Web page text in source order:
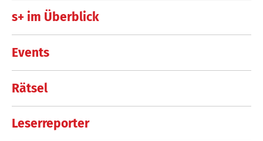
s+ im Überblick
Events
Rätsel
Leserreporter